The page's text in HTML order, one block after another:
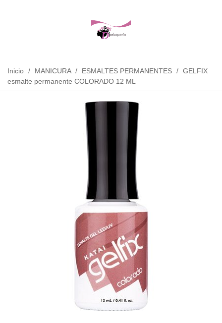
Inicio / MANICURA / ESMALTES PERMANENTES / GELFIX
esmalte permanente COLORADO 12 ML